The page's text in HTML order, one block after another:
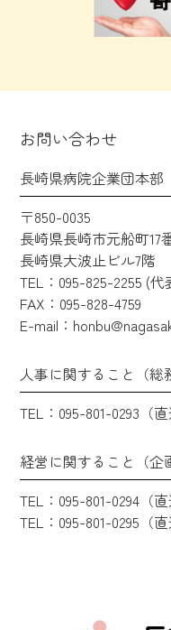
お問い合わせ
長崎県病院企業団本部
〒850-0035
長崎県長崎市元船町17
長崎県大波止ビル7階
TEL：095-825-2255 (代
FAX：095-828-4759
E-mail：
人事に関すること（総
TEL：095-801-0293（直
経営に関すること（企
TEL：095-801-0294（直
TEL：095-801-0295（直